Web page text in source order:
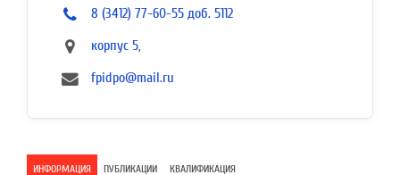
8 (3412) 77-60-55 доб. 5112
корпус 5,
fpidpo@mail.ru
ИНФОРМАЦИЯ ПУБЛИКАЦИИ КВАЛИФИКАЦИЯ